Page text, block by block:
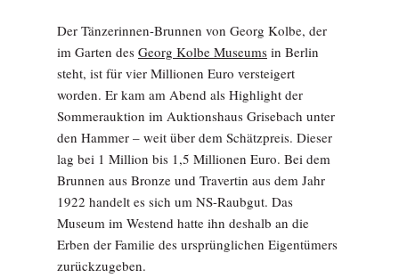
Der Tänzerinnen-Brunnen von Georg Kolbe, der
im Garten des Georg Kolbe Museums in Berlin
steht, ist für vier Millionen Euro versteigert
worden. Er kam am Abend als Highlight der
Sommerauktion im Auktionshaus Grisebach unter
den Hammer – weit über dem Schätzpreis. Dieser
lag bei 1 Million bis 1,5 Millionen Euro. Bei dem
Brunnen aus Bronze und Travertin aus dem Jahr
1922 handelt es sich um NS-Raubgut. Das
Museum im Westend hatte ihn deshalb an die
Erben der Familie des ursprünglichen Eigentümers
zurückzugeben.